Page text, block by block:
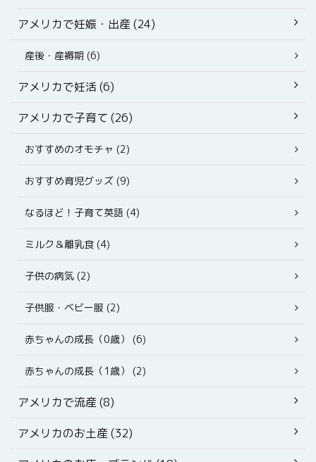
アメリカで妊娠・出産 (24)
産後・産褥期 (6)
アメリカで妊活 (6)
アメリカで子育て (26)
おすすめのオモチャ (2)
おすすめ育児グッズ (9)
なるほど！子育て英語 (4)
ミルク＆離乳食 (4)
子供の病気 (2)
子供服・ベビー服 (2)
赤ちゃんの成長（0歳） (6)
赤ちゃんの成長（1歳） (2)
アメリカで流産 (8)
アメリカのお土産 (32)